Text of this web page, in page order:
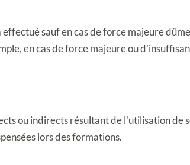
sauf en cas de force majeure
en cas de force majeure ou
ou indirects résultant de l'utilisation de
lors des formations.